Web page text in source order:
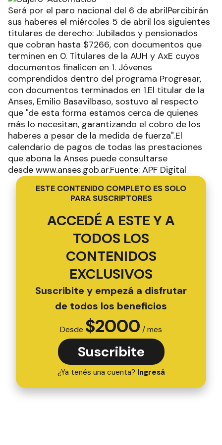
Será por el paro nacional del 6 de abrilPercibirán
sus haberes el miércoles 5 de abril los siguientes
titulares de derecho: Jubilados y pensionados
que cobran hasta $7266, con documentos que
terminen en 0. Titulares de la AUH y AxE cuyos
documentos finalicen en 1. Jóvenes
comprendidos dentro del programa Progresar,
con documentos terminados en 1.El titular de la
Anses, Emilio Basavilbaso, sostuvo al respecto
que "de esta forma estamos cerca de quienes
más lo necesitan, garantizando el cobro de los
haberes a pesar de la medida de fuerza".El
calendario de pagos de todas las prestaciones
que abona la Anses puede consultarse
desde www.anses.gob.ar.Fuente: APF Digital
ESTE CONTENIDO COMPLETO ES SOLO
PARA SUSCRIPTORES
ACCEDÉ A ESTE Y A
TODOS LOS
CONTENIDOS
EXCLUSIVOS
Suscribite y empezá a disfrutar
de todos los beneficios
Desde $2000 / mes
Suscribite
¿Ya tenés una cuenta? Ingresá